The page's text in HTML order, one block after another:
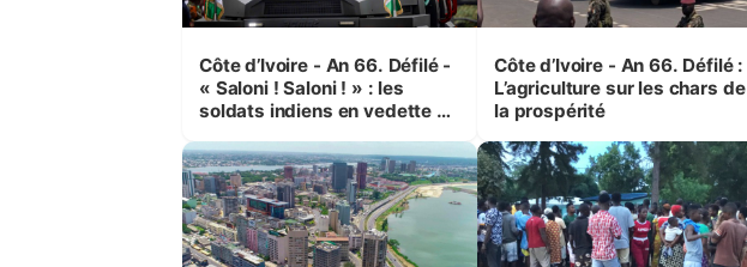
Côte d’Ivoire - An 66. Défilé -
« Saloni ! Saloni ! » : les
soldats indiens en vedette à
Côte d’Ivoire - An 66. Défilé :
L’agriculture sur les chars de
la prospérité